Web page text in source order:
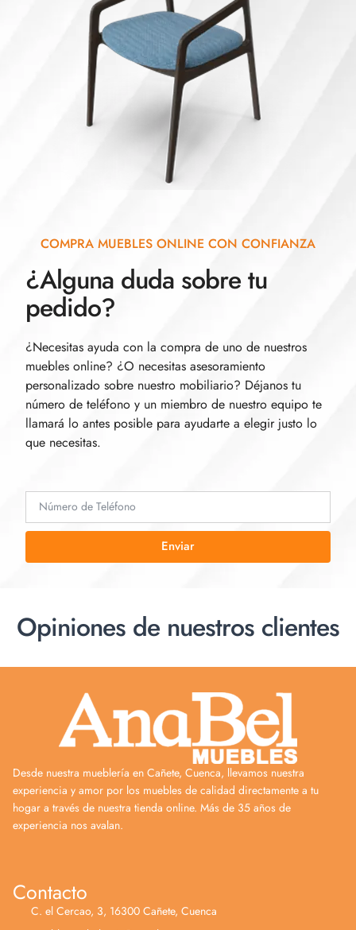
COMPRA MUEBLES ONLINE CON CONFIANZA
¿Alguna duda sobre tu
pedido?
¿Necesitas ayuda con la compra de uno de nuestros
muebles online? ¿O necesitas asesoramiento
personalizado sobre nuestro mobiliario? Déjanos tu
número de teléfono y un miembro de nuestro equipo te
llamará lo antes posible para ayudarte a elegir justo lo
que necesitas.
Enviar
Opiniones de nuestros clientes
Desde nuestra mueblería en Cañete, Cuenca, llevamos nuestra
experiencia y amor por los muebles de calidad directamente a tu
hogar a través de nuestra tienda online. Más de 35 años de
experiencia nos avalan.
Contacto
C. el Cercao, 3, 16300 Cañete, Cuenca